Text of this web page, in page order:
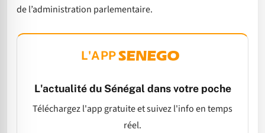
de l’administration parlementaire.
L'APP
L'actualité du Sénégal dans votre poche
Téléchargez l'app gratuite et suivez l'info en temps
réel.